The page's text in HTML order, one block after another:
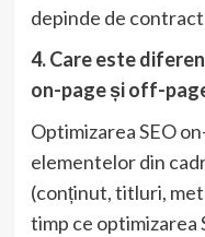
depinde de
4. Care este
on-page și off-
Optimizarea SEO
elementelor din
(conținut, titluri,
timp ce optimizarea